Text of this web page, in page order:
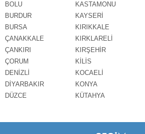
BOLU
BURDUR
BURSA
ÇANAKKALE
ÇANKIRI
ÇORUM
DENİZLİ
DİYARBAKIR
DÜZCE
KASTAMONU
KAYSERİ
KIRIKKALE
KIRKLARELİ
KIRŞEHİR
KİLİS
KOCAELİ
KONYA
KÜTAHYA